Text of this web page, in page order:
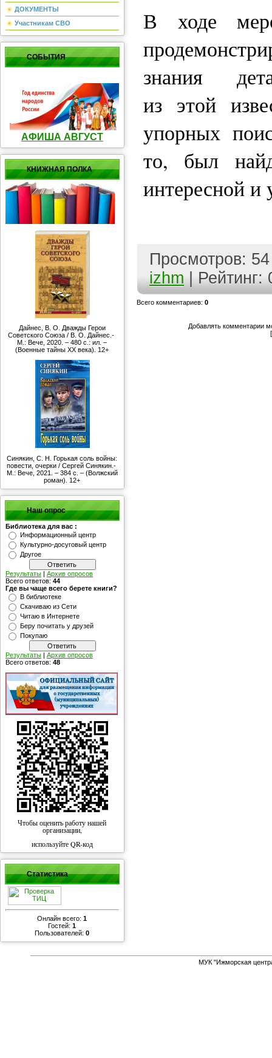
ДОКУМЕНТЫ
Участникам СВО
СОБЫТИЯ
АФИША АВГУСТ
КНИЖНАЯ ПОЛКА
Дайнес, В. О. Дважды Герои
Советского Союза / В. О. Дайнес.-
М.: Вече, 2020. – 480 с.: ил. –
(Военные тайны ХХ века). 12+
Синякин, С. Н. Горькая соль войны:
повести, очерки / Сергей Синякин.-
М.: Вече, 2021. – 384 с. – (Волжский
роман). 12+
Наш опрос
Библиотека для вас :
Информационный центр
Культурно-досуговый центр
Другое
Результаты | Архив опросов
Всего ответов: 44
Где вы чаще всего берете книги?
В библиотеке
Скачиваю из Сети
Читаю в Интернете
Беру почитать у друзей
Покупаю
Результаты | Архив опросов
Всего ответов: 48
Чтобы оценить работу нашей
организации,
используйте QR-код
Статистика
Онлайн всего:1
Гостей:1
Пользователей:0
В ходе
знания
из этой
упорных
то, был
интересной и
Просмотров:
izhm
Рейтинг:
Всего комментариев: 0
Добавлять комментарии
МУК "Ижморская